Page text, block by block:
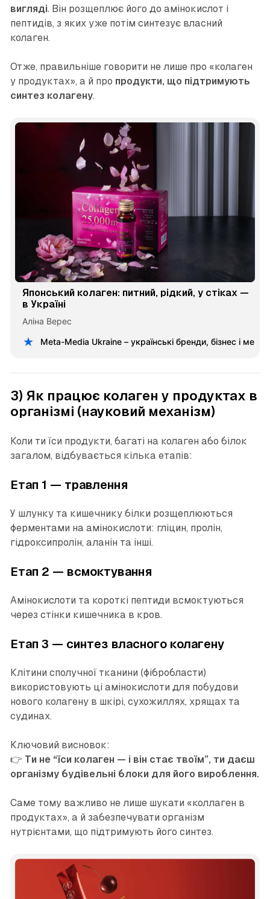
вигляді. Він розщеплює його до амінокислот і
пептидів, з яких уже потім синтезує власний
колаген.
Отже, правильніше говорити не лише про «колаген
у продуктах», а й про продукти, що підтримують
синтез колагену.
Японський колаген: питний, рідкий, у стіках —
в Україні
Аліна Верес
Meta-Media Ukraine – українські бренди, бізнес і
3) Як працює колаген у продуктах в
організмі (науковий механізм)
Коли ти їси продукти, багаті на колаген або білок
загалом, відбувається кілька етапів:
Етап 1 — травлення
У шлунку та кишечнику білки розщеплюються
ферментами на амінокислоти: гліцин, пролін,
гідроксипролін, аланін та інші.
Етап 2 — всмоктування
Амінокислоти та короткі пептиди всмоктуються
через стінки кишечника в кров.
Етап 3 — синтез власного колагену
Клітини сполучної тканини (фібробласти)
використовують ці амінокислоти для побудови
нового колагену в шкірі, сухожиллях, хрящах та
судинах.
Ключовий висновок:
👉 Ти не “їси колаген — і він стає твоїм”, ти даєш
організму будівельні блоки для його вироблення.
Саме тому важливо не лише шукати «коллаген в
продуктах», а й забезпечувати організм
нутрієнтами, що підтримують його синтез.